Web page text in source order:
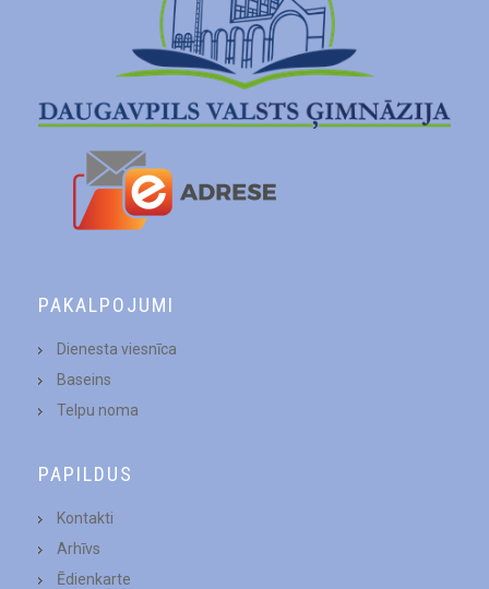
PAKALPOJUMI
Dienesta viesnīca
Baseins
Telpu noma
PAPILDUS
Kontakti
Arhīvs
Ēdienkarte